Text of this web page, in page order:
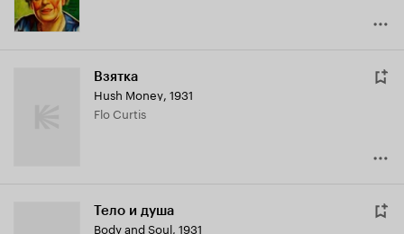
Взятка
Hush Money, 1931
Flo Curtis
Тело и душа
Body and Soul, 1931